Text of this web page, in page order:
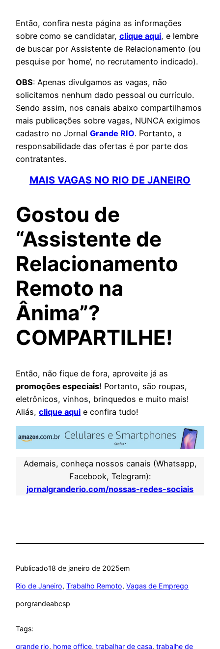
Então, confira nesta página as informações
sobre como se candidatar, clique aqui, e lembre
de buscar por Assistente de Relacionamento (ou
pesquise por ‘home’, no recrutamento indicado).
OBS: Apenas divulgamos as vagas, não
solicitamos nenhum dado pessoal ou currículo.
Sendo assim, nos canais abaixo compartilhamos
mais publicações sobre vagas, NUNCA exigimos
cadastro no Jornal Grande RIO. Portanto, a
responsabilidade das ofertas é por parte dos
contratantes.
MAIS VAGAS NO RIO DE JANEIRO
Gostou de
“Assistente de
Relacionamento
Remoto na
Ânima”?
COMPARTILHE!
Então, não fique de fora, aproveite já as
promoções especiais! Portanto, são roupas,
eletrônicos, vinhos, brinquedos e muito mais!
Aliás, clique aqui e confira tudo!
Ademais, conheça nossos canais (Whatsapp,
Facebook, Telegram):
jornalgranderio.com/nossas-redes-sociais
Publicado18 de janeiro de 2025em
Rio de Janeiro, Trabalho Remoto, Vagas de Emprego
porgrandeabcsp
Tags:
grande rio, home office, trabalhar de casa, trabalhe de